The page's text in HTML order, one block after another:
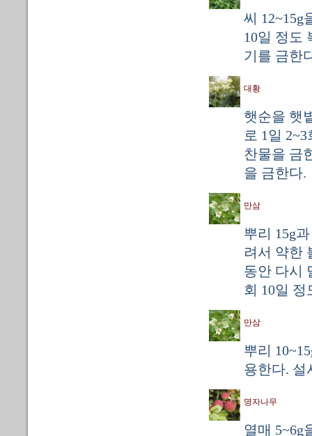
씨 12~15g
10일 정도
기를 금한
대황
햇순을 햇
로 1일
찬물을 금
을 금한다.
만삼
뿌리 15g
려서 약한
동안 다시
회 10일 정
만삼
뿌리
용한다. 설
명자나무
열매 5~6g